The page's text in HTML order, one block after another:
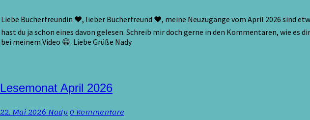
Liebe Bücherfreundin ♥, lieber Bücherfreund ♥, meine Neuzugänge vom April 2026 sind
hast du ja schon eines davon gelesen. Schreib mir doch gerne in den Kommentaren, wie
bei meinem Video 😀. Liebe Grüße Nady
Lesemonat
April
Lesemonat April 2026
22. Mai 2026NadyKommentare
0 Kommentare